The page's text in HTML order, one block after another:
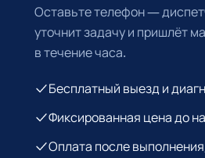
Оставьте телефон —
уточнит задачу и пришлёт
в течение часа.
Бесплатный выезд и
Фиксированная цена до
Оплата после